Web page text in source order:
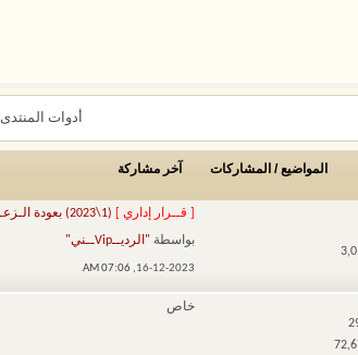
أدوات المنتدى
المواضيع / المشاركات آخر مشاركة
[ قــرار إداري ] (1\2023) بعودة الـزعـيــــم...
بواسطة "الرديــVipــني"
16-12-2023,
07:06 AM
خاص